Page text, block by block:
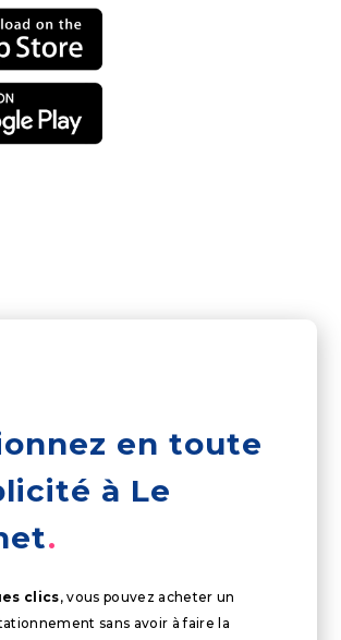
en toute
à Le
clics, vous pouvez acheter un
sans avoir à faire la